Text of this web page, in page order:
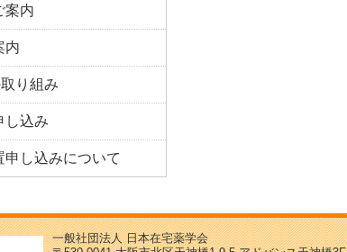
案内
内
り組み
し込み
申し込みについて
一般社団法人 日本在宅薬学会